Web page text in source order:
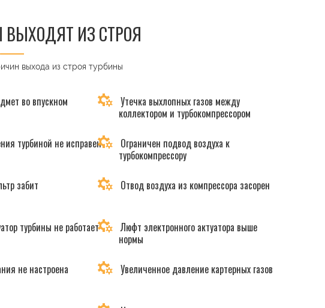
ВЫХОДЯТ ИЗ СТРОЯ
выхода из строя турбины
во впускном
Утечка выхлопных газов между
коллектором и турбокомпрессором
турбиной не исправен
Ограничен подвод воздуха к
турбокомпрессору
забит Отвод воздуха из компрессора засорен
турбины не работает
Люфт электронного актуатора выше
нормы
не настроена Увеличенное давление картерных газов